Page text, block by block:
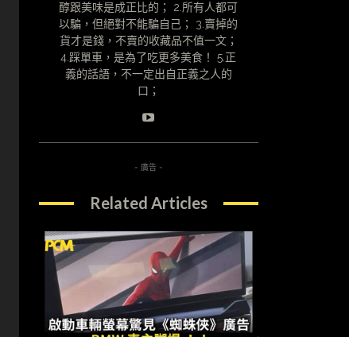
醇跟美味是成正比的； 2.所有人都可
以騙，但絕對不能騙自己； 3.賣掉的
貨才是錢，不賣的收藏品不值一文；
4.踩單車，是為了吃更多美食！ 5.正
義的話語，不一定出自正義之人的
口；
- 廣告 -
Related Articles